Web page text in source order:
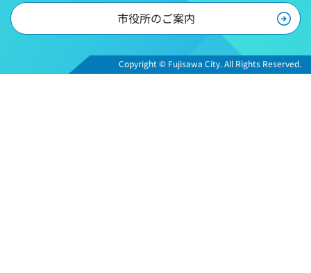
市役所のご案内
Copyright © Fujisawa City. All Rights Reserved.